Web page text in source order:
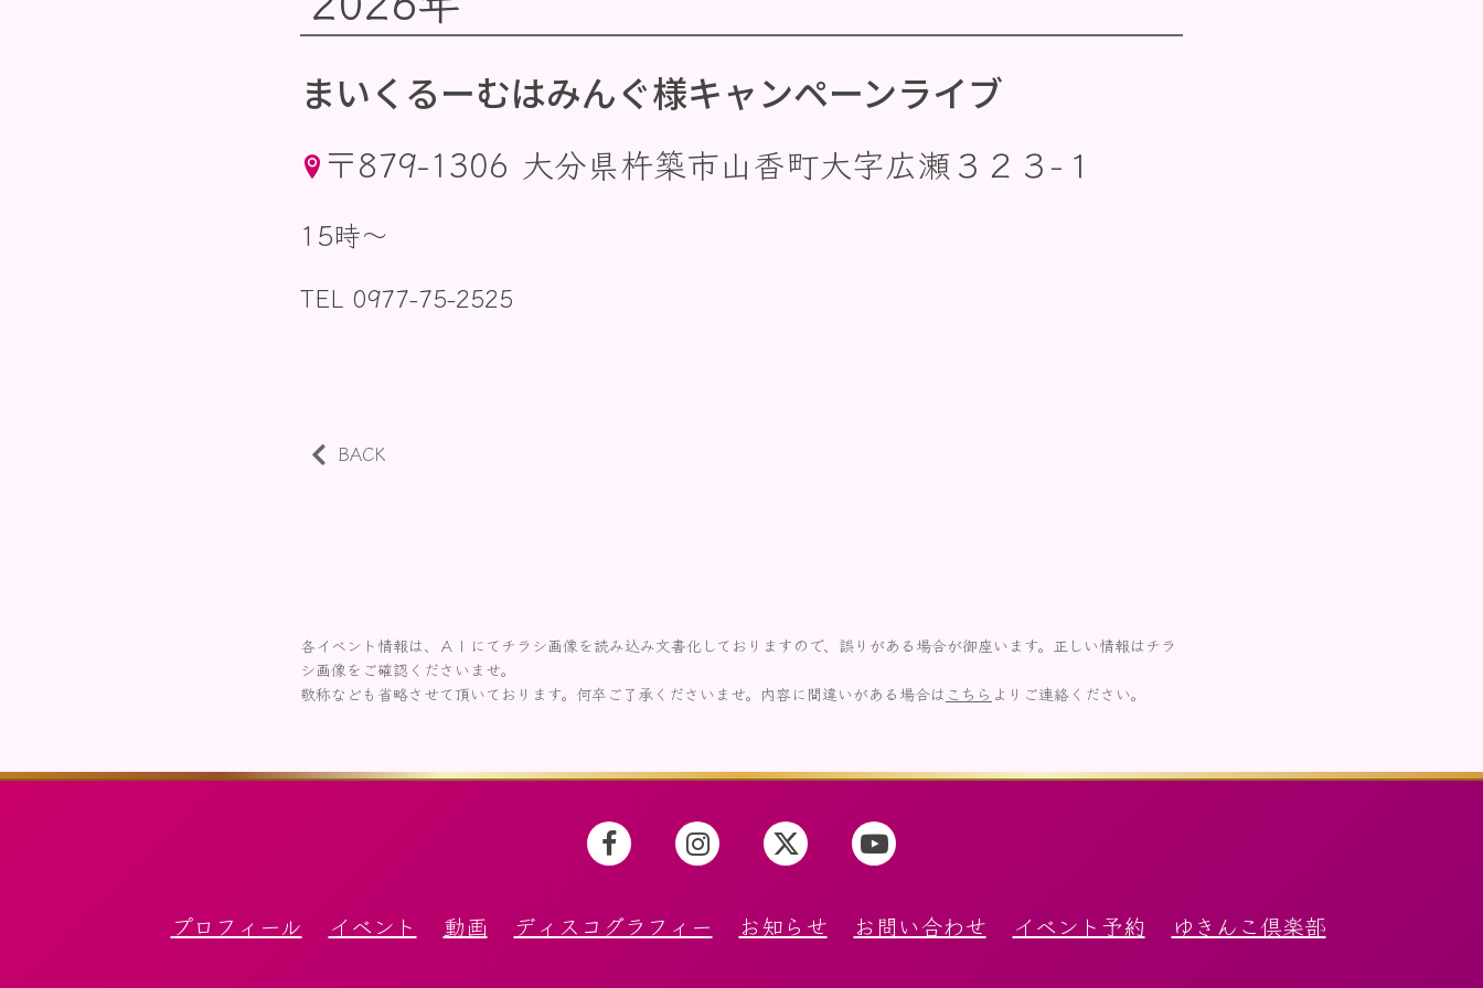
まいくるーむはみんぐ様キャンペーンライブ
〒879-1306 大分県杵築市山香町大字広瀬３２３−１
15時〜
TEL 0977-75-2525
BACK
各イベント情報は、ＡＩにてチラシ画像を読み込み文書化しておりますので、誤りがある場合が御座います。正しい情報はチラ
シ画像をご確認くださいませ。
敬称なども省略させて頂いております。何卒ご了承くださいませ。内容に間違いがある場合は こちら よりご連絡ください。
プロフィール イベント 動画 ディスコグラフィー お知らせ お問い合わせ イベント予約 ゆきんこ倶楽部